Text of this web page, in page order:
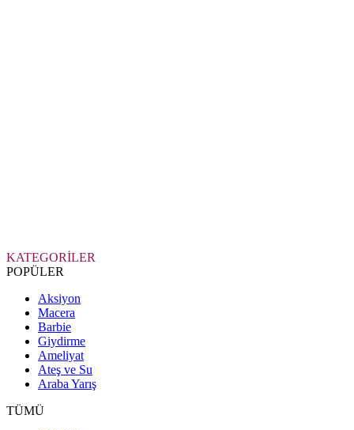
KATEGORİLER
POPÜLER
Aksiyon
Macera
Barbie
Giydirme
Ameliyat
Ateş ve Su
Araba Yarış
TÜMÜ